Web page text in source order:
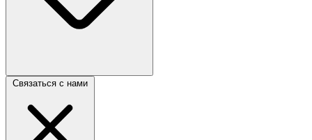
Связаться с нами